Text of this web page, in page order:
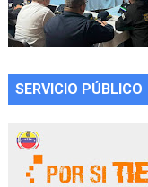
SERVICIO PÚBLICO